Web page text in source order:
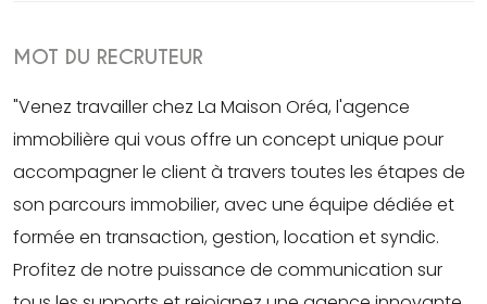
MOT DU RECRUTEUR
"Venez travailler chez La Maison Oréa, l'agence
immobilière qui vous offre un concept unique pour
accompagner le client à travers toutes les étapes de
son parcours immobilier, avec une équipe dédiée et
formée en transaction, gestion, location et syndic.
Profitez de notre puissance de communication sur